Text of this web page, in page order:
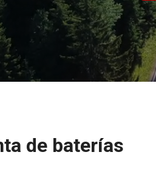
de baterías